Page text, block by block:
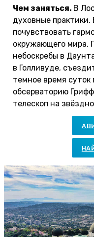
Чем заняться. В
духовные практики.
почувствовать
окружающего мира.
небоскребы в
в Голливуде,
темное время суток
обсерваторию
телескоп на